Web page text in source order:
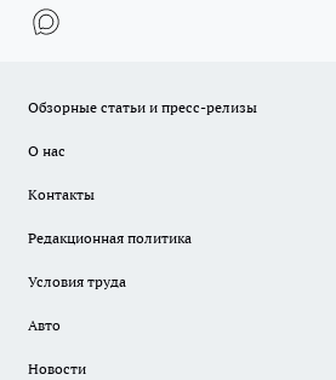
Обзорные статьи и пресс-релизы
О нас
Контакты
Редакционная политика
Условия труда
Авто
Новости